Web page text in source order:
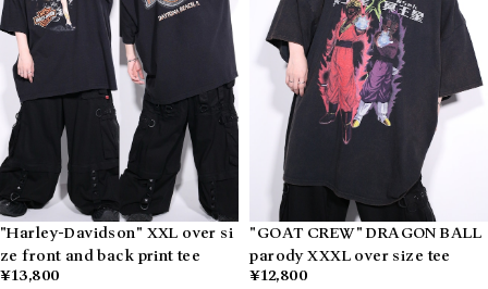
"Harley-Davidson" XXL over si
ze front and back print tee
¥13,800
"GOAT CREW" DRAGON BALL
parody XXXL over size tee
¥12,800